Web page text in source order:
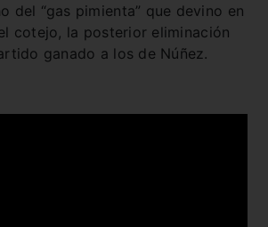
del “gas pimienta” que devino en
cotejo, la posterior eliminación
ganado a los de Núñez.